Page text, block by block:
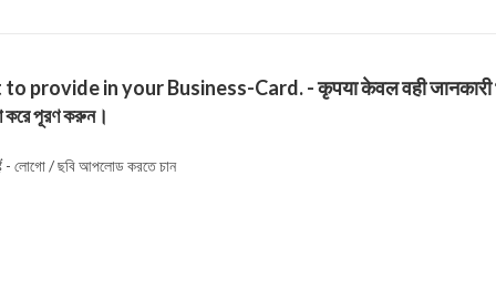
in your Business-Card. - कृपया केवल वही जानकारी
করে পূরণ করুন।
/ ছবি আপলোড করতে চান